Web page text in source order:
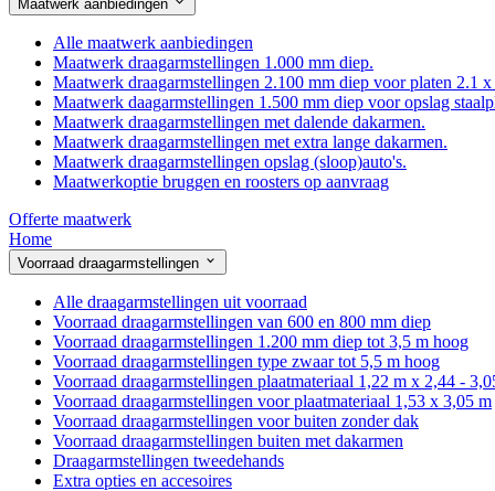
Maatwerk aanbiedingen
Alle maatwerk aanbiedingen
Maatwerk draagarmstellingen 1.000 mm diep.
Maatwerk draagarmstellingen 2.100 mm diep voor platen 2.1 x
Maatwerk daagarmstellingen 1.500 mm diep voor opslag
Maatwerk draagarmstellingen met dalende dakarmen.
Maatwerk draagarmstellingen met extra lange dakarmen.
Maatwerk draagarmstellingen opslag (sloop)auto's.
Maatwerkoptie bruggen en roosters op aanvraag
Offerte maatwerk
Home
Voorraad draagarmstellingen
Alle draagarmstellingen uit voorraad
Voorraad draagarmstellingen van 600 en 800 mm diep
Voorraad draagarmstellingen 1.200 mm diep tot 3,5 m hoog
Voorraad draagarmstellingen type zwaar tot 5,5 m hoog
Voorraad draagarmstellingen plaatmateriaal 1,22 m x 2,44 -
Voorraad draagarmstellingen voor plaatmateriaal 1,53 x 3,05 m
Voorraad draagarmstellingen voor buiten zonder dak
Voorraad draagarmstellingen buiten met dakarmen
Draagarmstellingen tweedehands
Extra opties en accesoires